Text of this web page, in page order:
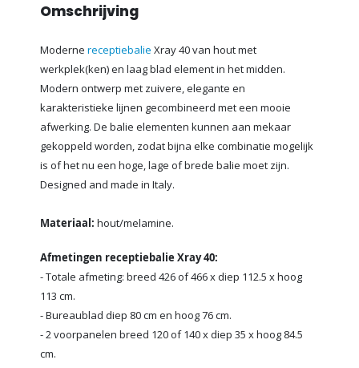
Omschrijving
Moderne receptiebalie Xray 40 van hout met
werkplek(ken) en laag blad element in het midden.
Modern ontwerp met zuivere, elegante en
karakteristieke lijnen gecombineerd met een mooie
afwerking. De balie elementen kunnen aan mekaar
gekoppeld worden, zodat bijna elke combinatie mogelijk
is of het nu een hoge, lage of brede balie moet zijn.
Designed and made in Italy.
Materiaal: hout/melamine.
Afmetingen receptiebalie Xray 40:
- Totale afmeting: breed 426 of 466 x diep 112.5 x hoog
113 cm.
- Bureaublad diep 80 cm en hoog 76 cm.
- 2 voorpanelen breed 120 of 140 x diep 35 x hoog 84.5
cm.